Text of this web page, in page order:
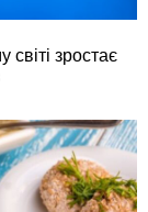
світі зростає